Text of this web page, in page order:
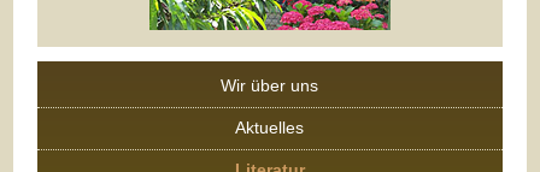
Wir über uns
Aktuelles